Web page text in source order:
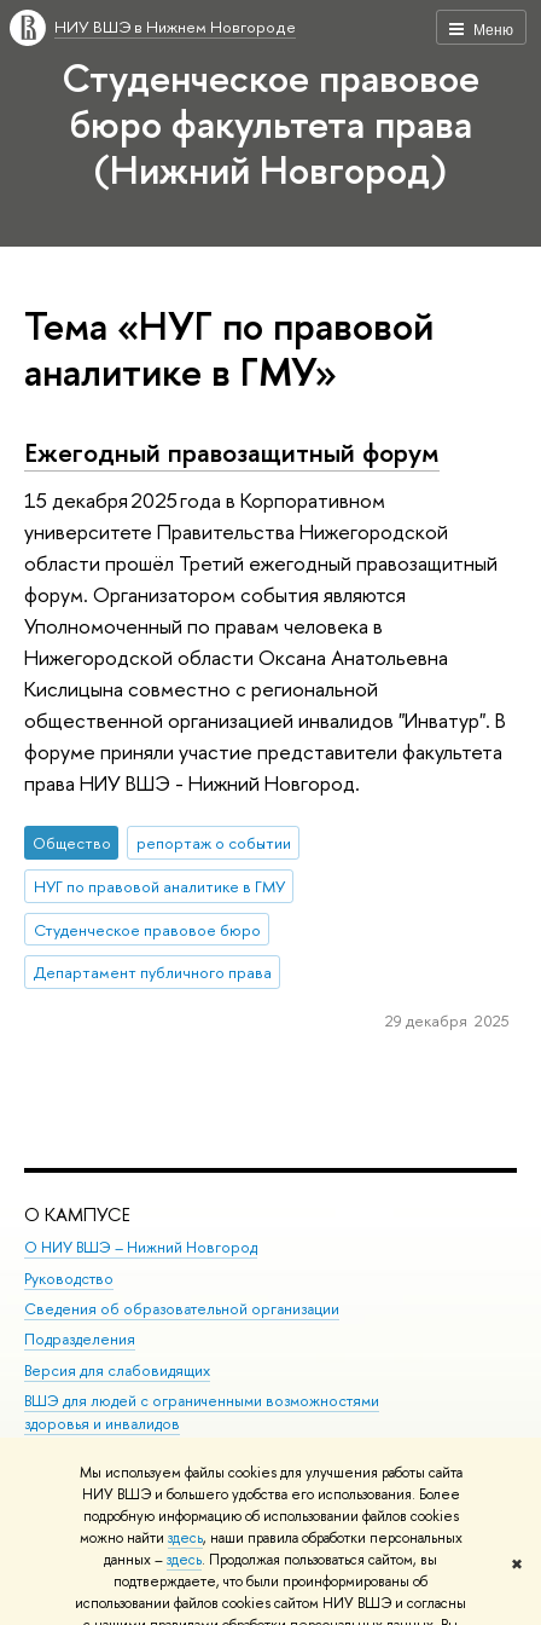
Мы используем файлы cookies для улучшения работы сайта
НИУ ВШЭ и большего удобства его использования. Более
подробную информацию об использовании файлов cookies
можно найти здесь, наши правила обработки персональных
данных –здесь. Продолжая пользоваться сайтом, вы
подтверждаете, что были проинформированы об
использовании файлов cookies сайтом НИУ ВШЭ и согласны
✖
Меню
НИУ ВШЭ в Нижнем Новгороде
Студенческое правовое
бюро факультета права
(Нижний Новгород)
Тема «НУГ по правовой
аналитике в ГМУ»
Ежегодный правозащитный форум
15 декабря 2025 года в Корпоративном
университете Правительства Нижегородской
области прошёл Третий ежегодный правозащитный
форум. Организатором события являются
Уполномоченный по правам человека в
Нижегородской области Оксана Анатольевна
Кислицына совместно с региональной
общественной организацией инвалидов "Инватур". В
форуме приняли участие представители факультета
права НИУ ВШЭ - Нижний Новгород.
Общество
репортаж о событии
НУГ по правовой аналитике в ГМУ
Студенческое правовое бюро
Департамент публичного права
29 декабря 2025
О КАМПУСЕ
О НИУ ВШЭ – Нижний Новгород
Руководство
Сведения об образовательной организации
Подразделения
Версия для слабовидящих
ВШЭ для людей с ограниченными возможностями
здоровья и инвалидов
© НИУ ВШЭ 1993–2026 Адреса и контакты Условия использования